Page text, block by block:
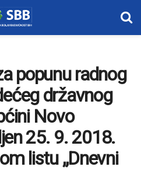
popunu radnog
državnog
Novo
25. 9. 2018.
listu „Dnevni